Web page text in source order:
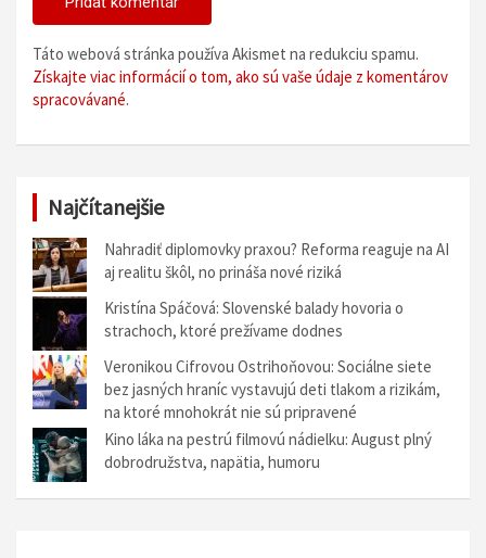
Táto webová stránka používa Akismet na redukciu spamu.
Získajte viac informácií o tom, ako sú vaše údaje z komentárov
spracovávané.
Najčítanejšie
Nahradiť diplomovky praxou? Reforma reaguje na AI
aj realitu škôl, no prináša nové riziká
Kristína Spáčová: Slovenské balady hovoria o
strachoch, ktoré prežívame dodnes
Veronikou Cifrovou Ostrihoňovou: Sociálne siete
bez jasných hraníc vystavujú deti tlakom a rizikám,
na ktoré mnohokrát nie sú pripravené
Kino láka na pestrú filmovú nádielku: August plný
dobrodružstva, napätia, humoru